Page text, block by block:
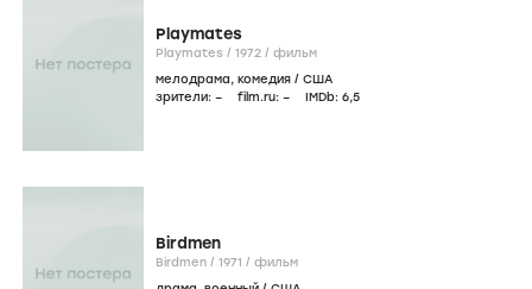
Playmates
Playmates / 1972 / фильм
мелодрама, комедия / США
зрители: – film.ru: – IMDb: 6,5
Birdmen
Birdmen / 1971 / фильм